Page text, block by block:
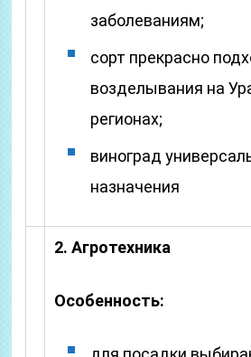
заболеваниям;
сорт прекрасно
возделывания на
регионах;
виноград
назначения
2. Агротехника
Особенность: